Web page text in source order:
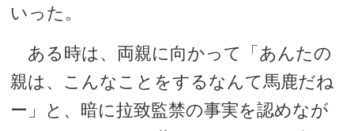
いった。
ある時は、両親に向かって「あんたの
親は、こんなことをするなんて馬鹿だね
ー」と、暗に拉致監禁の事実を認めなが